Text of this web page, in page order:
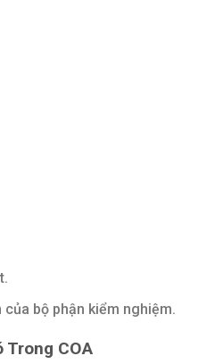
bộ phận kiểm nghiệm.
Trong COA